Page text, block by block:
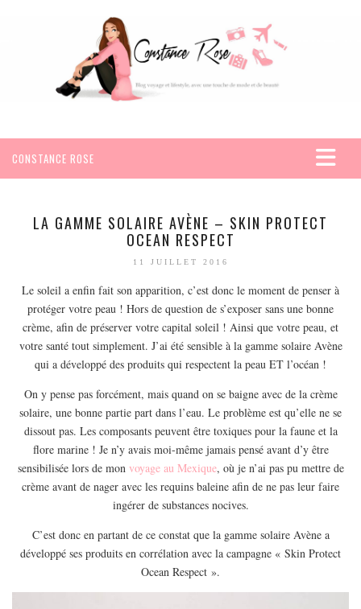
CONSTANCE ROSE
VOYAGES
SEYCHELLES
AMÉRIQUE
MEXIQUE
EUROPE
ESPAGNE
FRANCE
GRÈCE
HONGRIE
RÉPUBLIQUE TCHÈQUE
LA GAMME SOLAIRE AVÈNE – SKIN PROTECT
OCEAN RESPECT
11 JUILLET 2016
Le soleil a enfin fait son apparition, c’est donc le moment de penser à
protéger votre peau ! Hors de question de s’exposer sans une bonne
crème, afin de préserver votre capital soleil ! Ainsi que votre peau, et
votre santé tout simplement. J’ai été sensible à la gamme solaire Avène
qui a développé des produits qui respectent la peau ET l’océan !
On y pense pas forcément, mais quand on se baigne avec de la crème
solaire, une bonne partie part dans l’eau. Le problème est qu’elle ne se
dissout pas. Les composants peuvent être toxiques pour la faune et la
flore marine ! Je n’y avais moi-même jamais pensé avant d’y être
sensibilisée lors de mon voyage au Mexique, où je n’ai pas pu mettre de
crème avant de nager avec les requins baleine afin de ne pas leur faire
ingérer de substances nocives.
C’est donc en partant de ce constat que la gamme solaire Avène a
développé ses produits en corrélation avec la campagne « Skin Protect
Ocean Respect ».